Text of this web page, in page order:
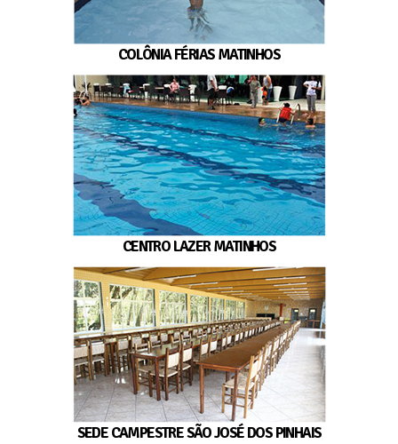
COLÔNIA FÉRIAS MATINHOS
CENTRO LAZER MATINHOS
SEDE CAMPESTRE SÃO JOSÉ DOS PINHAIS